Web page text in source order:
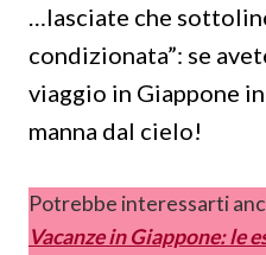
…lasciate che
condizionata”: se
viaggio in Giappone
manna dal cielo!
Potrebbe interessarti
Vacanze in Giappone: le